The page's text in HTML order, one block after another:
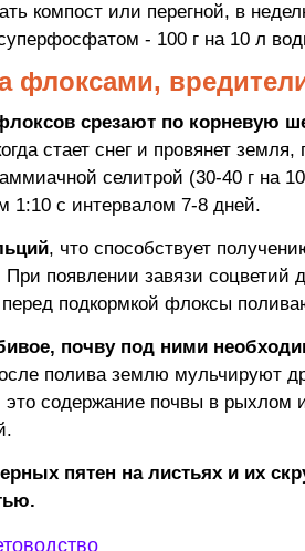
компост или перегной, в
- 100 г на 10 л
флоксами,
срезают по корневую
стает снег и провянет земля,
селитрой (30-40 г на
1:10 с интервалом 7-8 дней.
, что способствует
появлении завязи соцветий
подкормкой флоксы
почву под ними
полива землю мульчируют
содержание почвы в рыхлом
пятен на листьях и их